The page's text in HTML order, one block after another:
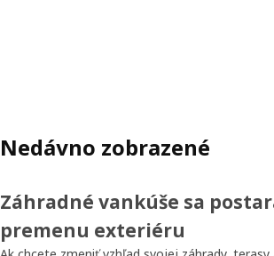
Nedávno zobrazené
Záhradné vankúše sa
premenu exteriéru